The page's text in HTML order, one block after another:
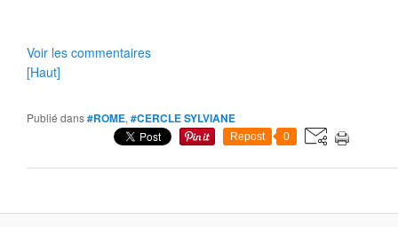
Voir les commentaires
[Haut]
Publié dans#ROME, #CERCLE SYLVIANE
Repost 0